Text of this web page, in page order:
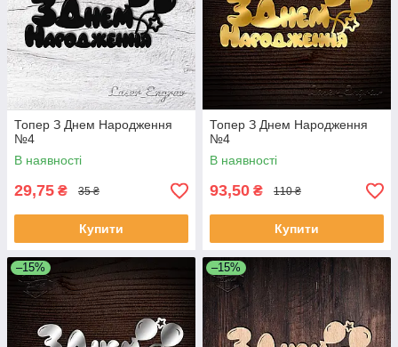
Топер З Днем Народження
№4
В наявності
29,75 ₴ 35 ₴
Купити
Топер З Днем Народження
№4
В наявності
93,50 ₴ 110 ₴
Купити
–15% –15%